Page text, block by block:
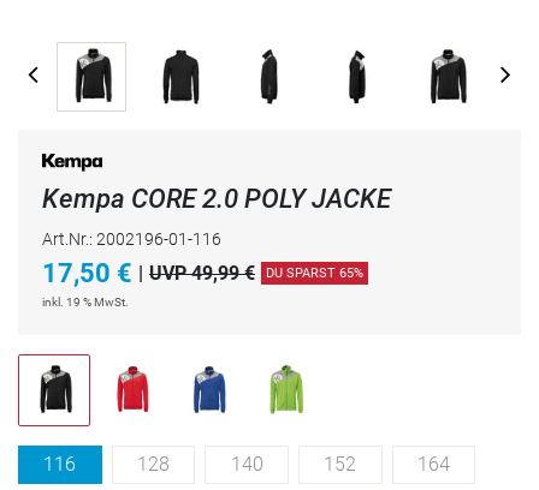
Kempa CORE 2.0 POLY JACKE
Art.Nr.: 2002196-01-116
17,50 € | UVP 49,99 € DU SPARST 65%
inkl. 19 % MwSt.
116 128 140 152 164